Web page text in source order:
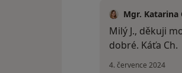
Mgr. Katarina
Milý J., děkuji
dobré. Káťa Ch.
4. července 2024